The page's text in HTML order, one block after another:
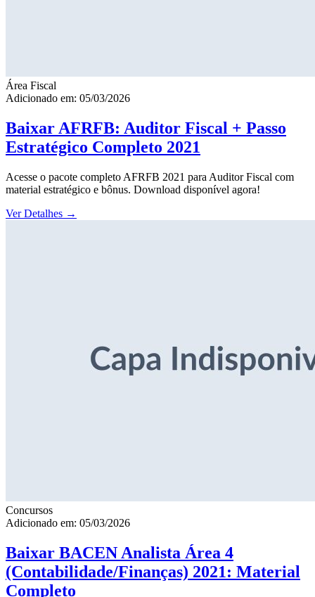
Área Fiscal
Adicionado em: 05/03/2026
Baixar AFRFB: Auditor Fiscal + Passo
Estratégico Completo 2021
Acesse o pacote completo AFRFB 2021 para Auditor Fiscal com
material estratégico e bônus. Download disponível agora!
Ver Detalhes →
Concursos
Adicionado em: 05/03/2026
Baixar BACEN Analista Área 4
(Contabilidade/Finanças) 2021: Material
Completo